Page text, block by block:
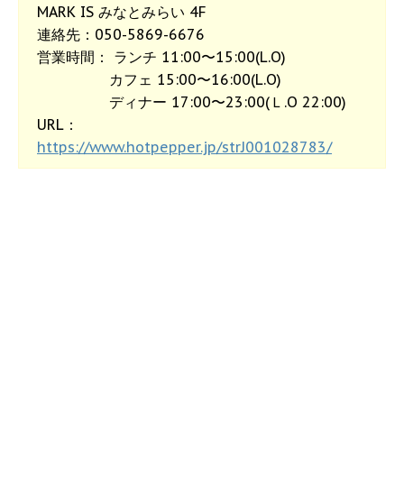
MARK IS みなとみらい 4F
連絡先：050-5869-6676
営業時間： ランチ 11:00〜15:00(L.O)
カフェ 15:00〜16:00(L.O)
ディナー 17:00〜23:00(Ｌ.O 22:00)
URL：
https://www.hotpepper.jp/strJ001028783/